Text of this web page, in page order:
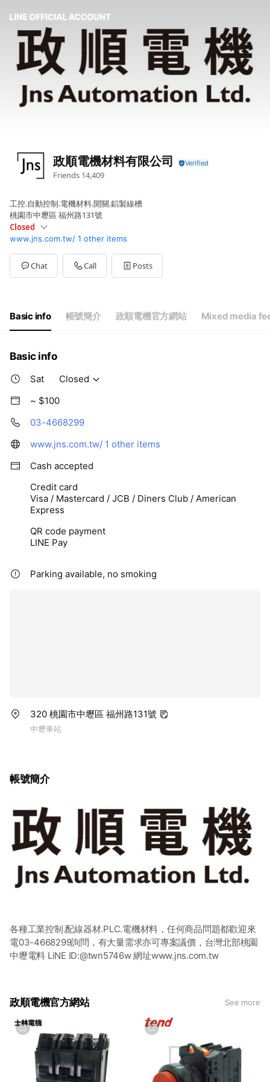
政順電機材料有限公司
Friends 14,409
工控.自動控制.電機材料.開關.鋁製線槽
桃園市中壢區 福州路131號
Closed
SunClosed
Mon08:00 - 17:00
Tue08:00 - 17:00
Wed08:00 - 17:00
Closed
www.jns.com.tw/ 1 other items
Chat Call Posts
Basic info 帳號簡介 政順電機官方網站 Mixed media
Basic info
Sat
Closed
~ $100
03-4668299
www.jns.com.tw/ 1 other items
Cash accepted
Credit card
Visa / Mastercard / JCB / Diners Club / American
Express
QR code payment
LINE Pay
Parking available, no smoking
320 桃園市中壢區 福州路131號
中壢車站
帳號簡介
各種工業控制.配線器材.PLC.電機材料，任何商品問題都歡迎來
電03-4668299詢問，有大量需求亦可專案議價，台灣北部桃園
中壢電料 LiNE ID:@twn5746w 網址www.jns.com.tw
政順電機官方網站 See more